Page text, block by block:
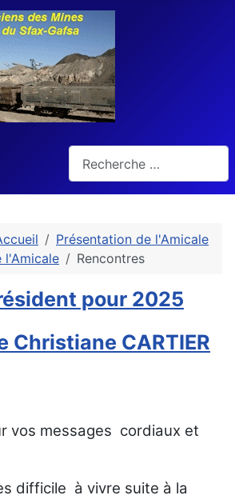
Présentation de l'Amicale
l'Amicale
Rencontres
pour 2025
Christiane CARTIER
vos messages cordiaux et
difficile à vivre suite à la